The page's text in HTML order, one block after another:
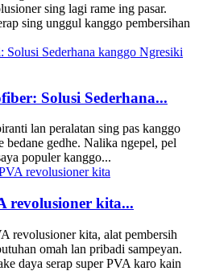
sing lagi rame ing pasar.
sing unggul kanggo pembersihan
Solusi Sederhana...
lan peralatan sing pas kanggo
bedane gedhe. Nalika ngepel, pel
populer kanggo...
revolusioner kita...
revolusioner kita, alat pembersih
omah lan pribadi sampeyan.
daya serap super PVA karo kain